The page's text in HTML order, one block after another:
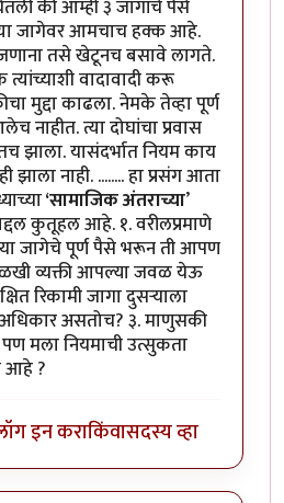
की आम्ही ३ जागांचे पैसे
जागेवर आमचाच हक्क आहे.
जणाना तसे खेटूनच बसावे लागते.
वादावादी करू
मुद्दा काढला. नेमके तेव्हा पूर्ण
नाहीत. त्या दोघांचा प्रवास
झाला. यासंदर्भात नियम काय
झाला नाही. ........ हा प्रसंग आता
‘सामाजिक अंतराच्या’
कुतूहल आहे. १. वरीलप्रमाणे
जागेचे पूर्ण पैसे भरून ती आपण
व्यक्ती आपल्या जवळ येऊ
रिकामी जागा दुसऱ्याला
अधिकार असतोच? ३. माणुसकी
मला नियमाची उत्सुकता
आहे ?
इन कराकिंवासदस्य व्हा